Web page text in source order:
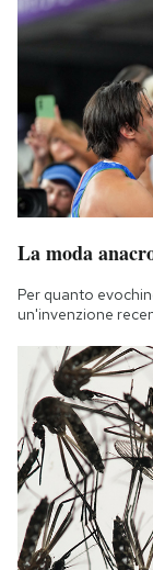
La moda
Per quanto
un'invenzione